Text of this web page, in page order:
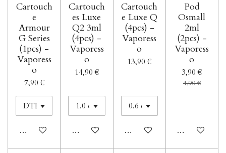
Cartouch
e
Armour
G Series
(1pcs) -
Vaporess
o
7,90 €
Ajouter au panier
Cartouch
es Luxe
Q2 3ml
(4pcs) -
Vaporess
o
14,90 €
Ajouter au panier
Cartouch
e Luxe Q
(4pcs) -
Vaporess
o
13,90 €
Ajouter au panier
Pod
Osmall
2ml
(2pcs) -
Vaporess
o
3,90 €
4,90 €
Ajouter au